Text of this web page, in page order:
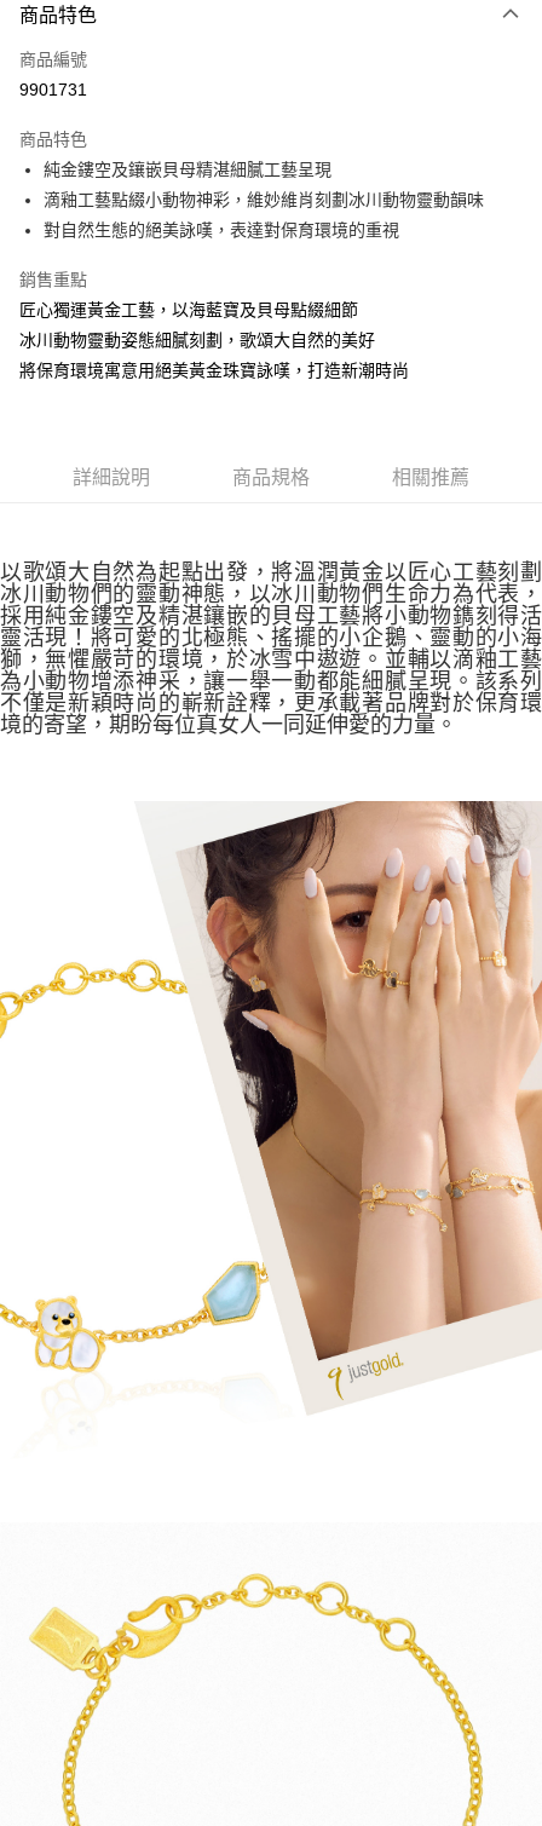
3 期 0 利率 每期
合作金庫商業銀行
上海商業儲蓄銀行
臺灣中小企業銀行
匯豐（台灣）商業銀行
華泰商業銀行
聯邦商業銀行
遠東國際商業銀行
元大商業銀行
永豐商業銀行
台新國際商業銀行
台灣樂天信用卡公司
合作金庫商業銀行
上海商業儲蓄銀行
國泰世華商業銀行
兆豐國際商業銀行
匯豐（台灣）商業銀行
華泰商業銀行
聯邦商業銀行
遠東國際商業銀行
玉山商業銀行
台新國際商業銀行
中國信託商業銀行
台灣樂天信用卡公司
LINE Pay
Apple Pay
悠遊付
ATM付款
運送方式
宅配(配送時間約1-3個工作天)
商品特色
商品編號
9901731
商品特色
純金鏤空及鑲嵌貝母精湛細膩工藝呈現
滴釉工藝點綴小動物神彩，維妙維肖刻劃冰川動物靈動韻味
對自然生態的絕美詠嘆，表達對保育環境的重視
銷售重點
匠心獨運黃金工藝，以海藍寶及貝母點綴細節
冰川動物靈動姿態細膩刻劃，歌頌大自然的美好
將保育環境寓意用絕美黃金珠寶詠嘆，打造新潮時尚
詳細說明 商品規格 相關推薦
以歌頌大自然為起點出發，將溫潤黃金以匠心工藝刻劃
冰川動物們的靈動神態，以冰川動物們生命力為代表，
採用純金鏤空及精湛鑲嵌的貝母工藝將小動物鐫刻得活
靈活現！將可愛的北極熊、搖擺的小企鵝、靈動的小海
獅，無懼嚴苛的環境，於冰雪中遨遊。並輔以滴釉工藝
為小動物增添神采，讓一舉一動都能細膩呈現。該系列
不僅是新穎時尚的嶄新詮釋，更承載著品牌對於保育環
境的寄望，期盼每位真女人一同延伸愛的力量。